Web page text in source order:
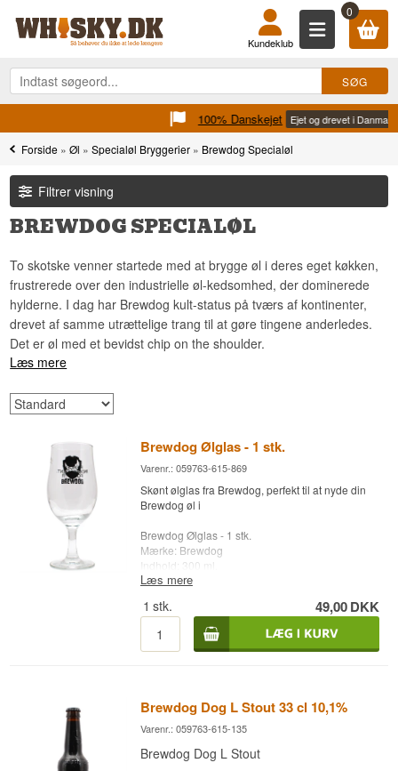
0
Kundeklub
Ejet og drevet i Danmark
Forside »Øl »Specialøl Bryggerier » Brewdog Specialøl
Filtrer visning
BREWDOG SPECIALØL
To skotske venner startede med at brygge øl i deres eget køkken,
frustrerede over den industrielle øl-kedsomhed, der dominerede
hylderne. I dag har Brewdog kult-status på tværs af kontinenter,
drevet af samme utrættelige trang til at gøre tingene anderledes.
Det er øl med et bevidst chip on the shoulder.
Læs mere
Brewdog Ølglas - 1 stk.
Varenr.: 059763-615-869
Skønt ølglas fra Brewdog, perfekt til at nyde din
Brewdog øl i
Brewdog Ølglas - 1 stk.
Mærke: Brewdog
Indhold: 300 ml.
Læs mere
1 stk. 49,00DKK
Brewdog Dog L Stout 33 cl 10,1%
Varenr.: 059763-615-135
Brewdog Dog L Stout